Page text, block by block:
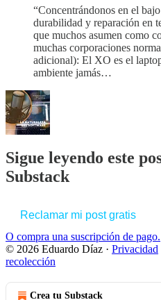
“Concentrándonos en el
durabilidad y reparación en
que muchos asumen como
muchas corporaciones
adicional): El XO es el
ambiente jamás…
Sigue leyendo este
Substack
Reclamar mi post gratis
O compra una suscripción de pago.
© 2026 Eduardo Díaz · Privacidad
recolección
Crea tu Substack